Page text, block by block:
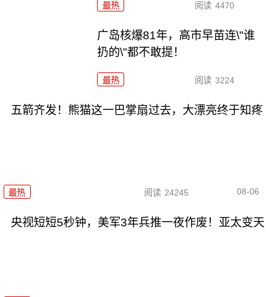
最热 阅读 4470
广岛核爆81年，高市早苗连\"谁
扔的\"都不敢提！
最热 阅读 3224
五箭齐发！熊猫这一巴掌扇过去，大漂亮终于知疼
最热 阅读 24245 08-06
央视短短5秒钟，美军3年兵推一夜作废！亚太变天